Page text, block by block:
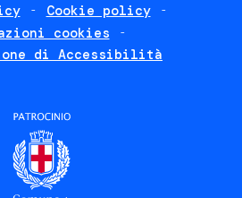
Cookie policy
cookies
di Accessibilità